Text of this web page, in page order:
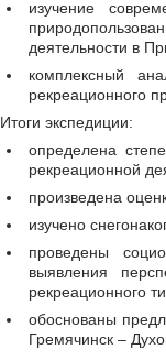
изучение
деятельности в
комплексный
рекреационного
Итоги экспедиции:
определена
рекреационной
произведена
изучено
проведены
выявления
рекреационного
обоснованы
Гремячинск –